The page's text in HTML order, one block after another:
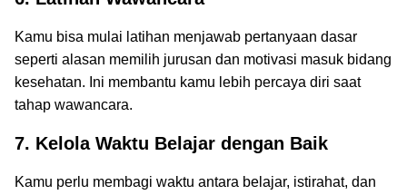
Kamu bisa mulai latihan menjawab pertanyaan dasar
seperti alasan memilih jurusan dan motivasi masuk bidang
kesehatan. Ini membantu kamu lebih percaya diri saat
tahap wawancara.
7. Kelola Waktu Belajar dengan Baik
Kamu perlu membagi waktu antara belajar, istirahat, dan